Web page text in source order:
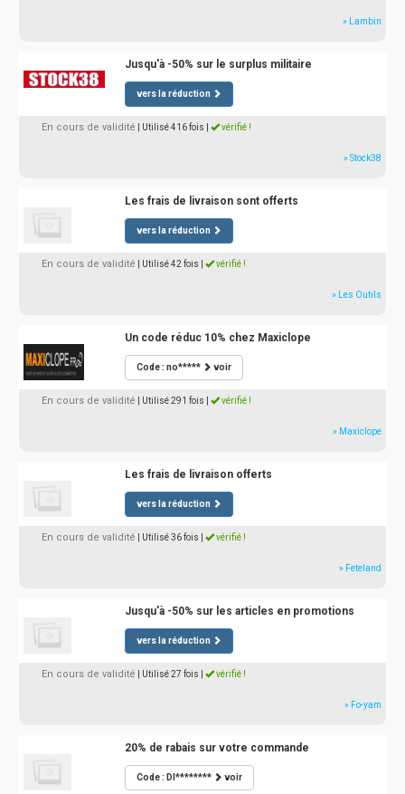
» Lambin
Jusqu'à -50% sur le surplus militaire
vers la réduction
En cours de validité | Utilisé 416 fois vérifié !
» Stock38
Les frais de livraison sont offerts
vers la réduction
En cours de validité | Utilisé 42 fois vérifié !
» Les Outils
Un code réduc 10% chez Maxiclope
Code : no***** voir
En cours de validité | Utilisé 291 fois vérifié !
» Maxiclope
Les frais de livraison offerts
vers la réduction
En cours de validité | Utilisé 36 fois vérifié !
» Feteland
Jusqu'à -50% sur les articles en promotions
vers la réduction
En cours de validité | Utilisé 27 fois vérifié !
» Fo-yam
20% de rabais sur votre commande
Code : DI******** voir